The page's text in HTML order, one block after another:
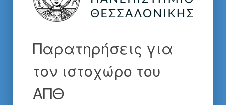
Παρατηρήσεις για
τον ιστοχώρο του
ΑΠΘ